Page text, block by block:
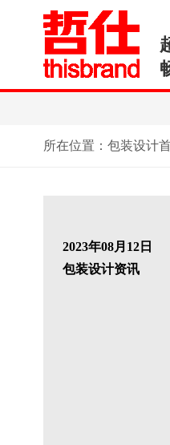
所在位置： 包装设计
2023年08月12日
包装设计资讯